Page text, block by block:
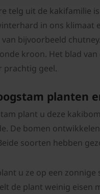
telg uit de kakifamilie
in ons klimaat
bijvoorbeeld
kroon. Het blad
prachtig geel.
planten
plant u deze
De bomen
soorten hebben
u ze op een
de plant weinig eisen